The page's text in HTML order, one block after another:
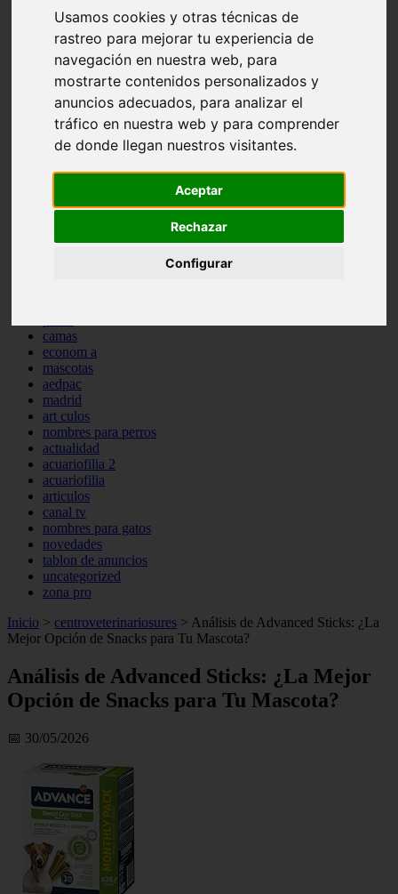
Usamos cookies y otras técnicas de
rastreo para mejorar tu experiencia de
navegación en nuestra web, para
mostrarte contenidos personalizados y
anuncios adecuados, para analizar el
tráfico en nuestra web y para comprender
de donde llegan nuestros visitantes.
Aceptar
Rechazar
Configurar
comportamiento
protagonistas
reptiles
abandono
adopci n
higiene
snacks
acuario
comercios
viajar
cr a
camas
econom a
mascotas
aedpac
madrid
art culos
nombres para perros
actualidad
acuariofilia 2
acuariofilia
articulos
canal tv
nombres para gatos
novedades
tablon de anuncios
uncategorized
zona pro
Inicio > centroveterinariosures > Análisis de Advanced Sticks: ¿La
Mejor Opción de Snacks para Tu Mascota?
Análisis de Advanced Sticks: ¿La Mejor
Opción de Snacks para Tu Mascota?
📅 30/05/2026